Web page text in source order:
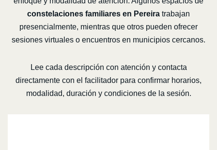
constelaciones familiares en Pereira trabajan
presencialmente, mientras que otros pueden ofrecer
sesiones virtuales o encuentros en municipios cercanos.
Lee cada descripción con atención y contacta
directamente con el facilitador para confirmar horarios,
modalidad, duración y condiciones de la sesión.